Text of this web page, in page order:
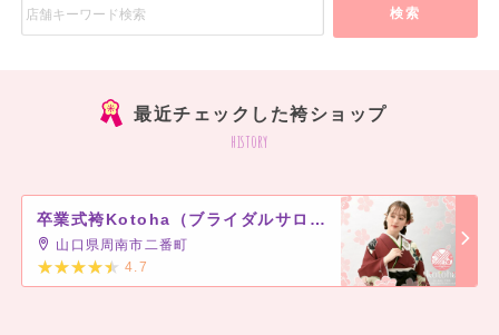
検索
最近チェックした袴ショップ
history
卒業式袴Kotoha（ブライダルサロン寿）
山口県周南市二番町
4.7